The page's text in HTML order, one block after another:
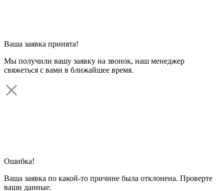
Ваша заявка принята!
Мы получили вашу заявку на звонок, наш менеджер
свяжеться с вами в ближайшее время.
Ошибка!
Ваша заявка по какой-то причине была отклонена. Проверте
ваши данные.